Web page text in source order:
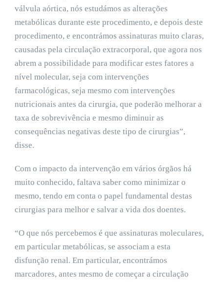
válvula aórtica, nós estudámos as alterações
metabólicas durante este procedimento, e depois deste
procedimento, e encontrámos assinaturas muito claras,
causadas pela circulação extracorporal, que agora nos
abrem a possibilidade para modificar estes fatores a
nível molecular, seja com intervenções
farmacológicas, seja mesmo com intervenções
nutricionais antes da cirurgia, que poderão melhorar a
taxa de sobrevivência e mesmo diminuir as
consequências negativas deste tipo de cirurgias”,
disse.
Com o impacto da intervenção em vários órgãos há
muito conhecido, faltava saber como minimizar o
mesmo, tendo em conta o papel fundamental destas
cirurgias para melhor e salvar a vida dos doentes.
“O que nós percebemos é que assinaturas moleculares,
em particular metabólicas, se associam a esta
disfunção renal. Em particular, encontrámos
marcadores, antes mesmo de começar a circulação